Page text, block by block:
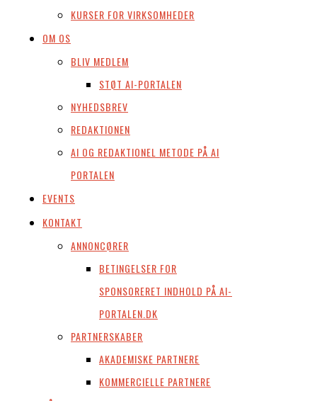
KURSER FOR VIRKSOMHEDER
OM OS
BLIV MEDLEM
STØT AI-PORTALEN
NYHEDSBREV
REDAKTIONEN
AI OG REDAKTIONEL METODE PÅ AI
PORTALEN
EVENTS
KONTAKT
ANNONCØRER
BETINGELSER FOR
SPONSORERET INDHOLD PÅ AI-
PORTALEN.DK
PARTNERSKABER
AKADEMISKE PARTNERE
KOMMERCIELLE PARTNERE